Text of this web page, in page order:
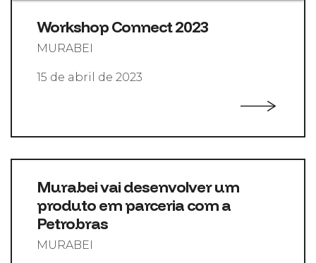
Workshop Connect 2023
MURABEI
15 de abril de 2023
Murabei vai desenvolver um
produto em parceria com a
Petrobras
MURABEI